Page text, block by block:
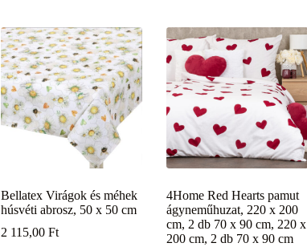
Bellatex Virágok és méhek
húsvéti abrosz, 50 x 50 cm
2 115,00Ft
4Home Red Hearts pamut
ágyneműhuzat, 220 x 200
cm, 2 db 70 x 90 cm, 220 x
200 cm, 2 db 70 x 90 cm